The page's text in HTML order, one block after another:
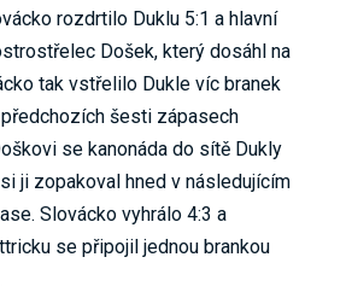
rozdrtilo Duklu 5:1 a hlavní
Došek, který dosáhl na
tak vstřelilo Dukle víc branek
šesti zápasech
se kanonáda do sítě Dukly
ji zopakoval hned v následujícím
Slovácko vyhrálo 4:3 a
se připojil jednou brankou